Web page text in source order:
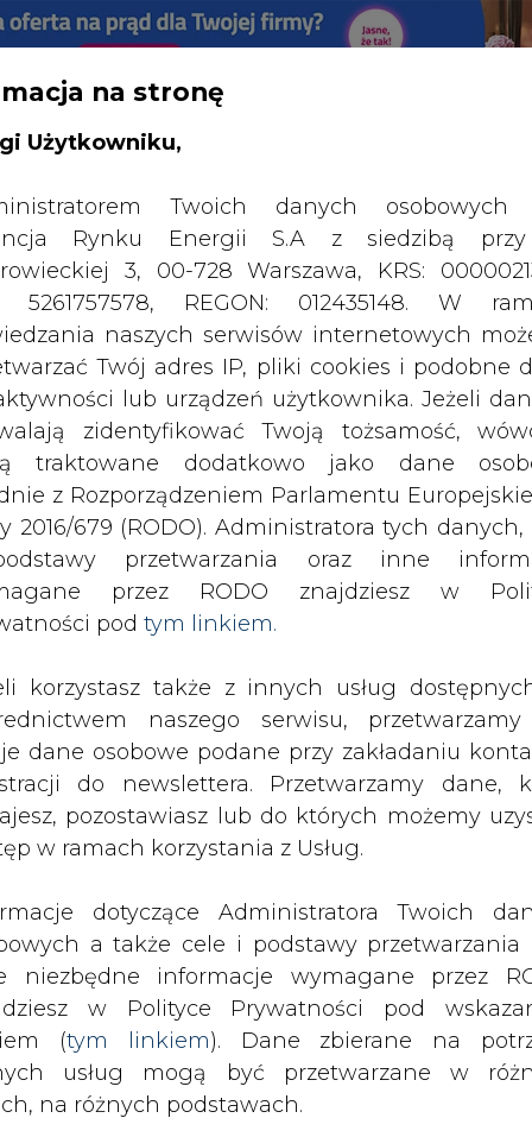
ZMIANY KADROWE NA RYNKU
na stronę
Użytkowniku,
Twoich danych osobowych
Rynku Energii S.A z siedzibą
3, 00-728 Warszawa, KRS:
5261757578, REGON: 012435148. W
naszych serwisów internetowych
Twój adres IP, pliki cookies i podobne
lub urządzeń użytkownika. Jeżeli
zidentyfikować Twoją tożsamość,
traktowane dodatkowo jako dane
z Rozporządzeniem Parlamentu
2016/679 (RODO). Administratora tych danych,
przetwarzania oraz inne
przez RODO znajdziesz w
pod tym linkiem.
korzystasz także z innych usług
naszego serwisu,
dane osobowe podane przy zakładaniu
do newslettera. Przetwarzamy dane,
pozostawiasz lub do których możemy
w ramach korzystania z Usług.
dotyczące Administratora Twoich
a także cele i podstawy przetwarzania
niezbędne informacje wymagane przez
w Polityce Prywatności pod
(tym linkiem). Dane zbierane na
usług mogą być przetwarzane w
na różnych podstawach.
drukuj skomentuj udostępnij:
firm energetycznych na
jest stabilna na rok 2010,
planów inwestycyjnych o
agencja ratingowa Fitch Ratings.